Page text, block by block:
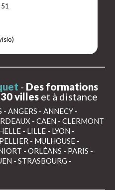
- Des formations
30 villes et à distance
- ANGERS - ANNECY -
- CAEN - CLERMONT
- LILLE - LYON -
- MULHOUSE -
- ORLÉANS - PARIS -
- STRASBOURG -